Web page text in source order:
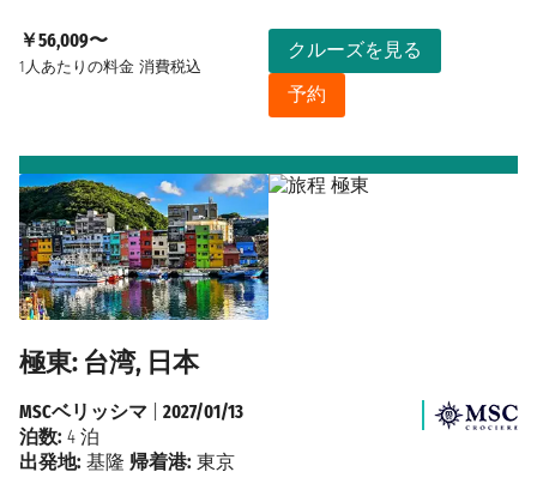
￥56,009〜
1人あたりの料金 消費税込
クルーズを見る
予約
極東: 台湾, 日本
MSCベリッシマ
2027/01/13
泊数: 4 泊
出発地: 基隆 帰着港: 東京